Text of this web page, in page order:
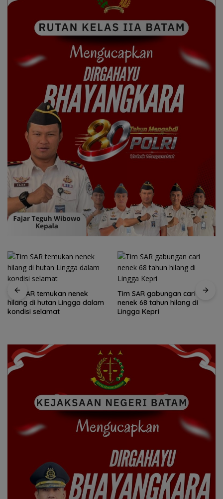
Tim SAR temukan nenek
hilang di hutan Lingga dalam
kondisi selamat
Tim SAR gabungan cari
nenek 68 tahun hilang di
Lingga Kepri